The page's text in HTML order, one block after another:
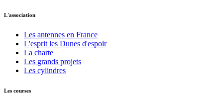
L'association
Les antennes en France
L'esprit les Dunes d'espoir
La charte
Les grands projets
Les cylindres
Les courses